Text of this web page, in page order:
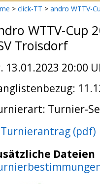
> click-TT > andro WTTV-
WTTV-Cup
Troisdorf
13.01.2023 20:00
Turnier-
Turnierantrag (pdf)
Dateien